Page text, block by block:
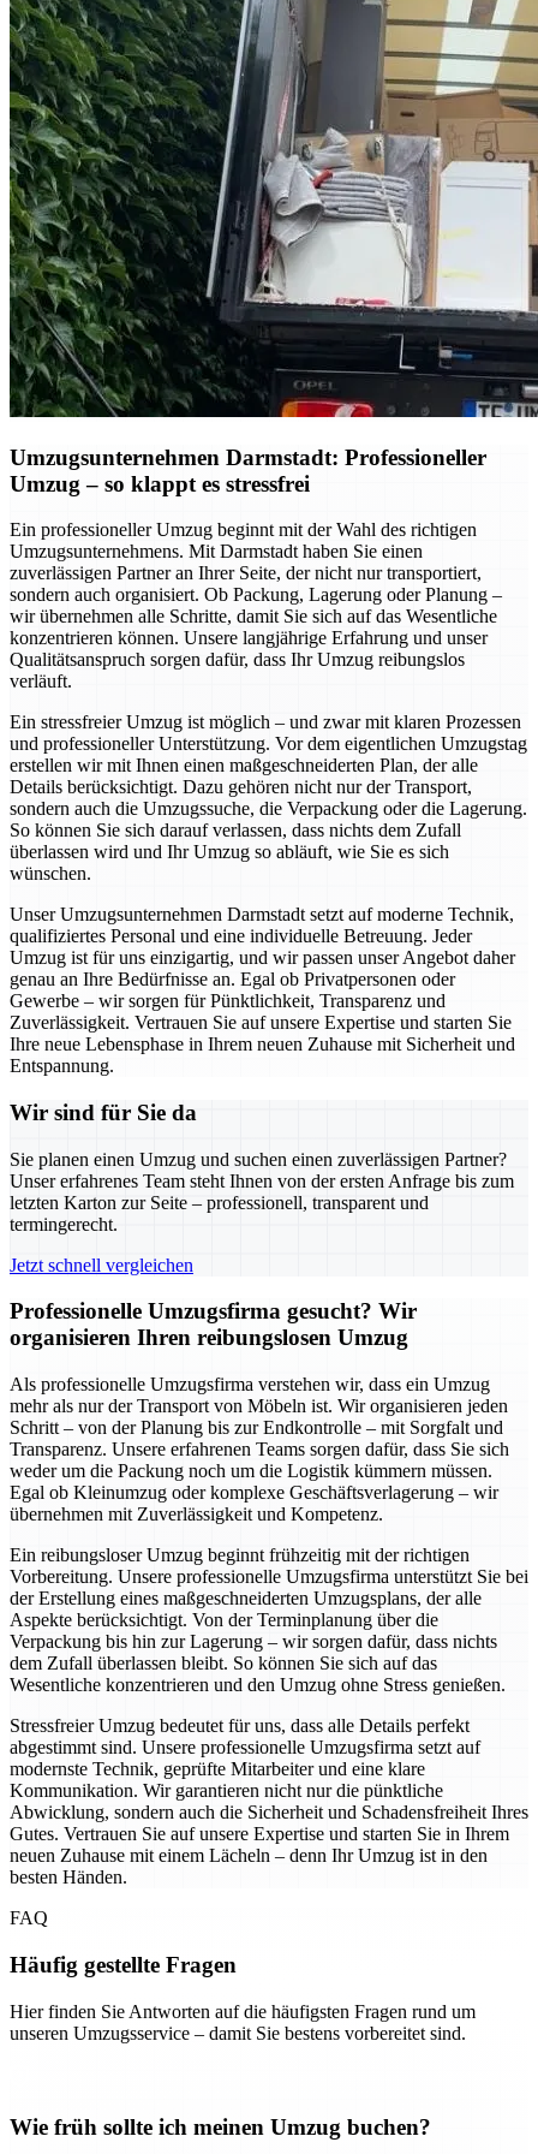
Umzugsunternehmen Darmstadt: Professioneller
Umzug – so klappt es stressfrei
Ein professioneller Umzug beginnt mit der Wahl des richtigen
Umzugsunternehmens. Mit Darmstadt haben Sie einen
zuverlässigen Partner an Ihrer Seite, der nicht nur transportiert,
sondern auch organisiert. Ob Packung, Lagerung oder Planung –
wir übernehmen alle Schritte, damit Sie sich auf das Wesentliche
konzentrieren können. Unsere langjährige Erfahrung und unser
Qualitätsanspruch sorgen dafür, dass Ihr Umzug reibungslos
verläuft.
Ein stressfreier Umzug ist möglich – und zwar mit klaren Prozessen
und professioneller Unterstützung. Vor dem eigentlichen Umzugstag
erstellen wir mit Ihnen einen maßgeschneiderten Plan, der alle
Details berücksichtigt. Dazu gehören nicht nur der Transport,
sondern auch die Umzugssuche, die Verpackung oder die Lagerung.
So können Sie sich darauf verlassen, dass nichts dem Zufall
überlassen wird und Ihr Umzug so abläuft, wie Sie es sich
wünschen.
Unser Umzugsunternehmen Darmstadt setzt auf moderne Technik,
qualifiziertes Personal und eine individuelle Betreuung. Jeder
Umzug ist für uns einzigartig, und wir passen unser Angebot daher
genau an Ihre Bedürfnisse an. Egal ob Privatpersonen oder
Gewerbe – wir sorgen für Pünktlichkeit, Transparenz und
Zuverlässigkeit. Vertrauen Sie auf unsere Expertise und starten Sie
Ihre neue Lebensphase in Ihrem neuen Zuhause mit Sicherheit und
Entspannung.
Wir sind für Sie da
Sie planen einen Umzug und suchen einen zuverlässigen Partner?
Unser erfahrenes Team steht Ihnen von der ersten Anfrage bis zum
letzten Karton zur Seite – professionell, transparent und
termingerecht.
Jetzt schnell vergleichen
Professionelle Umzugsfirma gesucht? Wir
organisieren Ihren reibungslosen Umzug
Als professionelle Umzugsfirma verstehen wir, dass ein Umzug
mehr als nur der Transport von Möbeln ist. Wir organisieren jeden
Schritt – von der Planung bis zur Endkontrolle – mit Sorgfalt und
Transparenz. Unsere erfahrenen Teams sorgen dafür, dass Sie sich
weder um die Packung noch um die Logistik kümmern müssen.
Egal ob Kleinumzug oder komplexe Geschäftsverlagerung – wir
übernehmen mit Zuverlässigkeit und Kompetenz.
Ein reibungsloser Umzug beginnt frühzeitig mit der richtigen
Vorbereitung. Unsere professionelle Umzugsfirma unterstützt Sie bei
der Erstellung eines maßgeschneiderten Umzugsplans, der alle
Aspekte berücksichtigt. Von der Terminplanung über die
Verpackung bis hin zur Lagerung – wir sorgen dafür, dass nichts
dem Zufall überlassen bleibt. So können Sie sich auf das
Wesentliche konzentrieren und den Umzug ohne Stress genießen.
Stressfreier Umzug bedeutet für uns, dass alle Details perfekt
abgestimmt sind. Unsere professionelle Umzugsfirma setzt auf
modernste Technik, geprüfte Mitarbeiter und eine klare
Kommunikation. Wir garantieren nicht nur die pünktliche
Abwicklung, sondern auch die Sicherheit und Schadensfreiheit Ihres
Gutes. Vertrauen Sie auf unsere Expertise und starten Sie in Ihrem
neuen Zuhause mit einem Lächeln – denn Ihr Umzug ist in den
besten Händen.
FAQ
Häufig gestellte Fragen
Hier finden Sie Antworten auf die häufigsten Fragen rund um
unseren Umzugsservice – damit Sie bestens vorbereitet sind.
Wie früh sollte ich meinen Umzug buchen?